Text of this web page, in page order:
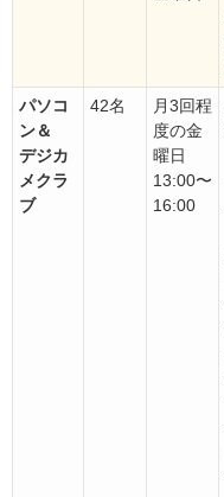
パソコ
ン＆
デジカ
メクラ
ブ
42名
月3回程
度の金
曜日
13:00〜
16:00